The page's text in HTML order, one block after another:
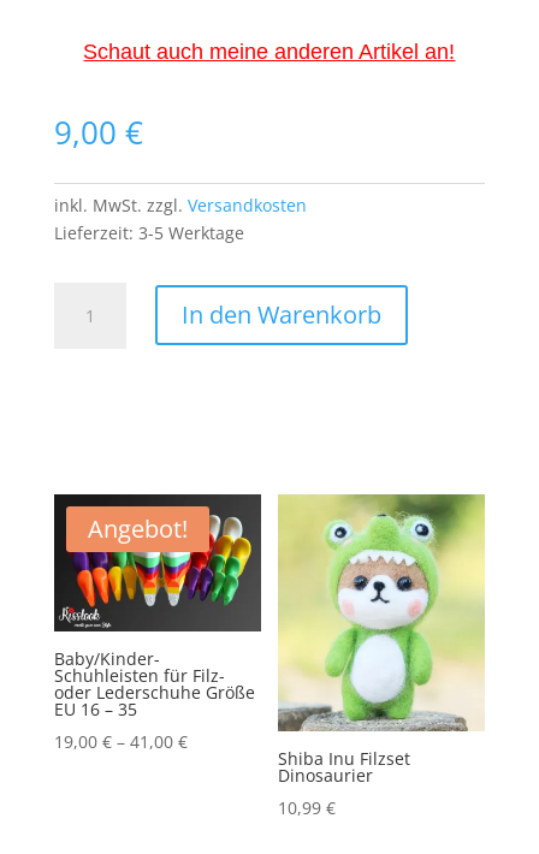
Schaut auch meine anderen Artikel an!
9,00 €
inkl. MwSt. zzgl. Versandkosten
Lieferzeit: 3-5 Werktage
Heavy
Metal
Menge
In den Warenkorb
Angebot!
Baby/Kinder-
Schuhleisten für Filz-
oder Lederschuhe Größe
EU 16 – 35
19,00 €– 41,00 €
Shiba Inu Filzset
Dinosaurier
10,99€